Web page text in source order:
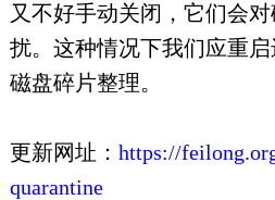
又不好手动关闭，它们会
扰。这种情况下我们应重
磁盘碎片整理。
更新网址： https://
quarantine